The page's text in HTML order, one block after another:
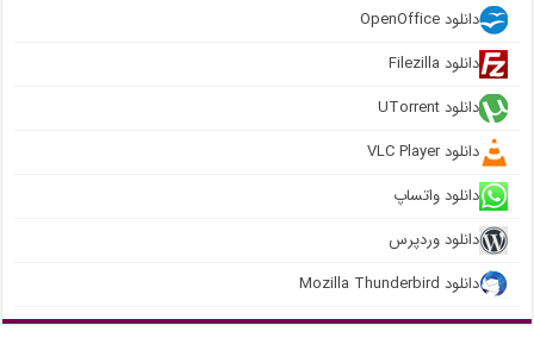
دانلود OpenOffice
دانلود Filezilla
دانلود UTorrent
دانلود VLC Player
دانلود واتساپ
دانلود وردپرس
دانلود Mozilla Thunderbird